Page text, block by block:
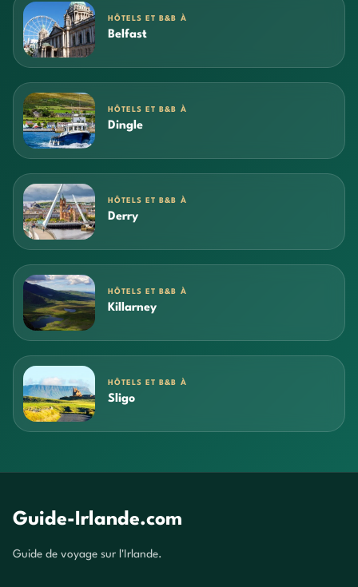
HÔTELS ET B&B À
Belfast
HÔTELS ET B&B À
Dingle
HÔTELS ET B&B À
Derry
HÔTELS ET B&B À
Killarney
HÔTELS ET B&B À
Sligo
Guide-Irlande.com
Guide de voyage sur l'Irlande.